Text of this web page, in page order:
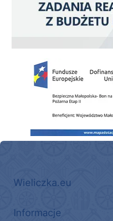
Zakup fabrycznie nowego,
Wieliczka.eu
Informacje